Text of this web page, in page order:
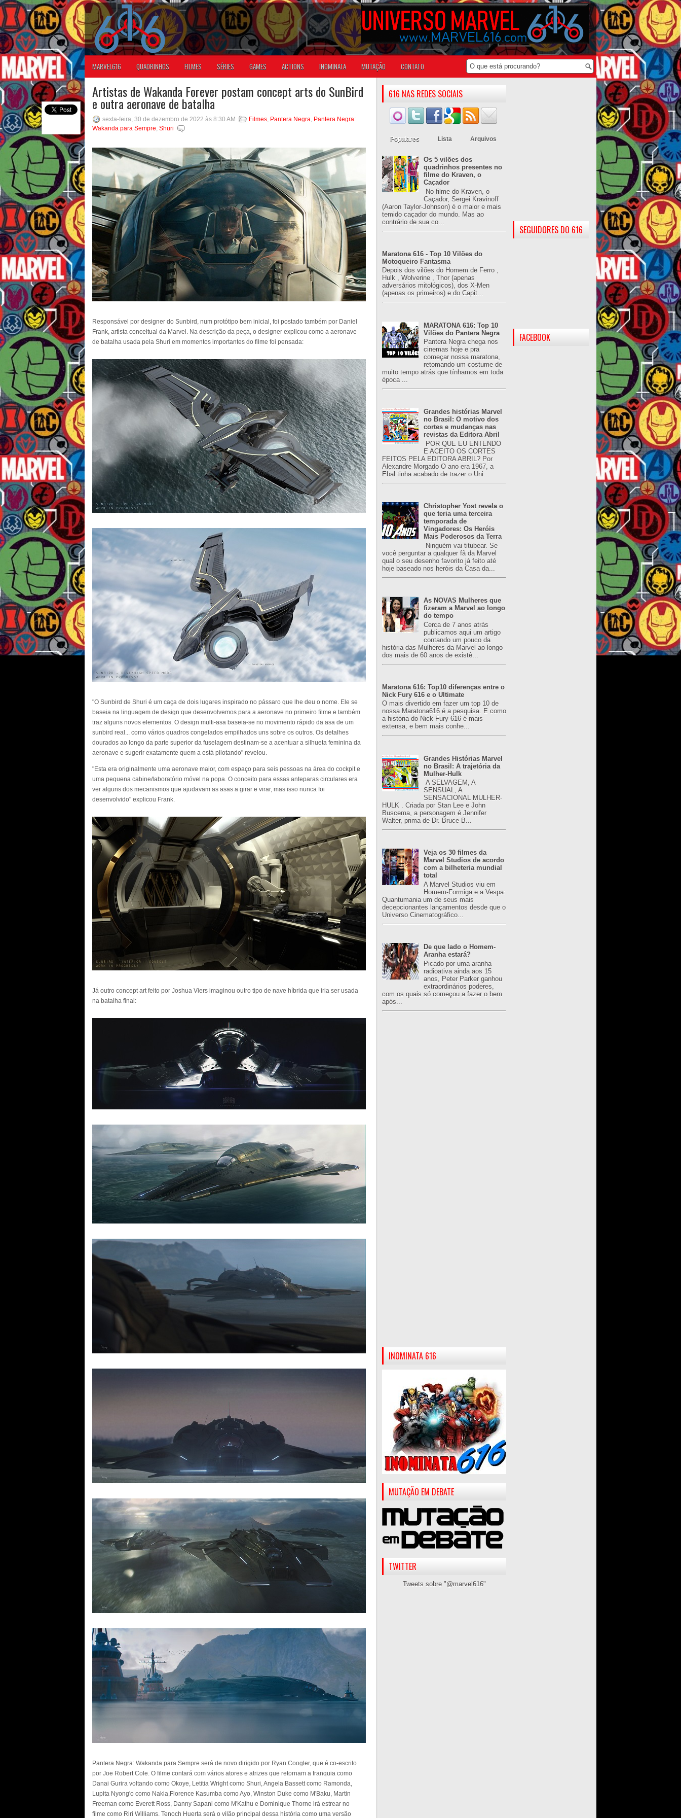
MARVEL616 QUADRINHOS FILMES SÉRIES GAMES ACTIONS INOMINATA MUTAÇÃO CONTATO
Artistas de Wakanda Forever postam concept arts do SunBird
e outra aeronave de batalha
sexta-feira, 30 de dezembro de 2022 às 8:30 AM Filmes, Pantera Negra, Pantera Negra:
Wakanda para Sempre, Shuri
Responsável por designer do Sunbird, num protótipo bem inicial, foi postado também por Daniel
Frank, artista conceitual da Marvel. Na descrição da peça, o designer explicou como a aeronave
de batalha usada pela Shuri em momentos importantes do filme foi pensada:
"O Sunbird de Shuri é um caça de dois lugares inspirado no pássaro que lhe deu o nome. Ele se
baseia na linguagem de design que desenvolvemos para a aeronave no primeiro filme e também
traz alguns novos elementos. O design multi-asa baseia-se no movimento rápido da asa de um
sunbird real... como vários quadros congelados empilhados uns sobre os outros. Os detalhes
dourados ao longo da parte superior da fuselagem destinam-se a acentuar a silhueta feminina da
aeronave e sugerir exatamente quem a está pilotando" revelou.
"Esta era originalmente uma aeronave maior, com espaço para seis pessoas na área do cockpit e
uma pequena cabine/laboratório móvel na popa. O conceito para essas anteparas circulares era
ver alguns dos mecanismos que ajudavam as asas a girar e virar, mas isso nunca foi
desenvolvido" explicou Frank.
Já outro concept art feito por Joshua Viers imaginou outro tipo de nave híbrida que iria ser usada
na batalha final:
Pantera Negra: Wakanda para Sempre será de novo dirigido por Ryan Coogler, que é co-escrito
por Joe Robert Cole. O filme contará com vários atores e atrizes que retornam a franquia como
Danai Gurira voltando como Okoye, Letitia Wright como Shuri, Angela Bassett como Ramonda,
Lupita Nyong'o como Nakia,Florence Kasumba como Ayo, Winston Duke como M'Baku, Martin
Freeman como Everett Ross, Danny Sapani como M'Kathu e Dominique Thorne irá estrear no
filme como Riri Williams. Tenoch Huerta será o vilão principal dessa história como uma versão
616 NAS REDES SOCIAIS
Populares Lista Arquivos
Os 5 vilões dos
quadrinhos presentes no
filme do Kraven, o
Caçador
No filme do Kraven, o
Caçador, Sergei Kravinoff
(Aaron Taylor-Johnson) é o maior e mais
temido caçador do mundo. Mas ao
contrário de sua co...
Maratona 616 - Top 10 Vilões do
Motoqueiro Fantasma
Depois dos vilões do Homem de Ferro ,
Hulk , Wolverine , Thor (apenas
adversários mitológicos), dos X-Men
(apenas os primeiros) e do Capit...
MARATONA 616: Top 10
Vilões do Pantera Negra
Pantera Negra chega nos
cinemas hoje e pra
começar nossa maratona,
retomando um costume de
muito tempo atrás que tínhamos em toda
época ...
Grandes histórias Marvel
no Brasil: O motivo dos
cortes e mudanças nas
revistas da Editora Abril
POR QUE EU ENTENDO
E ACEITO OS CORTES
FEITOS PELA EDITORA ABRIL? Por
Alexandre Morgado O ano era 1967, a
Ebal tinha acabado de trazer o Uni...
Christopher Yost revela o
que teria uma terceira
temporada de
Vingadores: Os Heróis
Mais Poderosos da Terra
Ninguém vai titubear. Se
você perguntar a qualquer fã da Marvel
qual o seu desenho favorito já feito até
hoje baseado nos heróis da Casa da...
As NOVAS Mulheres que
fizeram a Marvel ao longo
do tempo
Cerca de 7 anos atrás
publicamos aqui um artigo
contando um pouco da
história das Mulheres da Marvel ao longo
dos mais de 60 anos de existê...
Maratona 616: Top10 diferenças entre o
Nick Fury 616 e o Ultimate
O mais divertido em fazer um top 10 de
nossa Maratona616 é a pesquisa. E como
a história do Nick Fury 616 é mais
extensa, e bem mais conhe...
Grandes Histórias Marvel
no Brasil: A trajetória da
Mulher-Hulk
A SELVAGEM, A
SENSUAL, A
SENSACIONAL MULHER-
HULK . Criada por Stan Lee e John
Buscema, a personagem é Jennifer
Walter, prima de Dr. Bruce B...
Veja os 30 filmes da
Marvel Studios de acordo
com a bilheteria mundial
total
A Marvel Studios viu em
Homem-Formiga e a Vespa:
Quantumania um de seus mais
decepcionantes lançamentos desde que o
Universo Cinematográfico...
De que lado o Homem-
Aranha estará?
Picado por uma aranha
radioativa ainda aos 15
anos, Peter Parker ganhou
extraordinários poderes,
com os quais só começou a fazer o bem
após...
INOMINATA 616
MUTAÇÃO EM DEBATE
TWITTER
Tweets sobre "@marvel616"
SEGUIDORES DO 616
FACEBOOK